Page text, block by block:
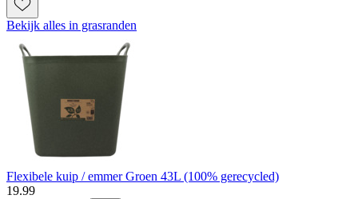
Bekijk alles in grasranden
Flexibele kuip / emmer Groen 43L (100% gerecycled)
19.99